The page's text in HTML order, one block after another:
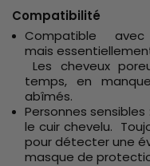
Compatibilité
Compatible
mais
Les cheveux
temps, en
abîmés.
Personnes
le cuir chevelu.
pour détecter une
masque de